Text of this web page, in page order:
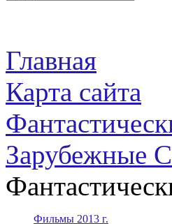
Главная
Карта сайта
Зарубежные
Фильмы 2013 г.